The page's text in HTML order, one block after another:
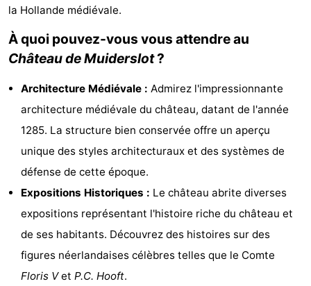
Musées
-
Monuments
-
Points
vue
Attractions
Croisières
Experiences
Villages
villes
Visites
guidées
Sports
la Hollande médiévale.
À quoi pouvez-vous vous attendre au
Château de Muiderslot?
Architecture Médiévale : Admirez l'impressionnante
architecture médiévale du château, datant de l'année
1285. La structure bien conservée offre un aperçu
unique des styles architecturaux et des systèmes de
défense de cette époque.
Expositions Historiques : Le château abrite diverses
expositions représentant l'histoire riche du château et
de ses habitants. Découvrez des histoires sur des
figures néerlandaises célèbres telles que le Comte
Floris Vet P.C. Hooft.